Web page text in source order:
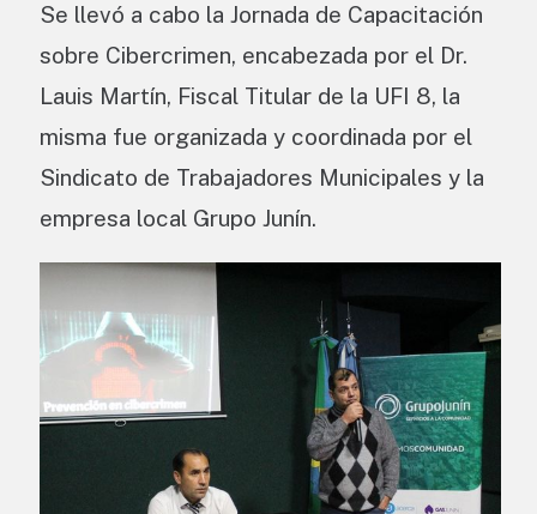
Se llevó a cabo la Jornada de Capacitación
sobre Cibercrimen, encabezada por el Dr.
Lauis Martín, Fiscal Titular de la UFI 8, la
misma fue organizada y coordinada por el
Sindicato de Trabajadores Municipales y la
empresa local Grupo Junín.